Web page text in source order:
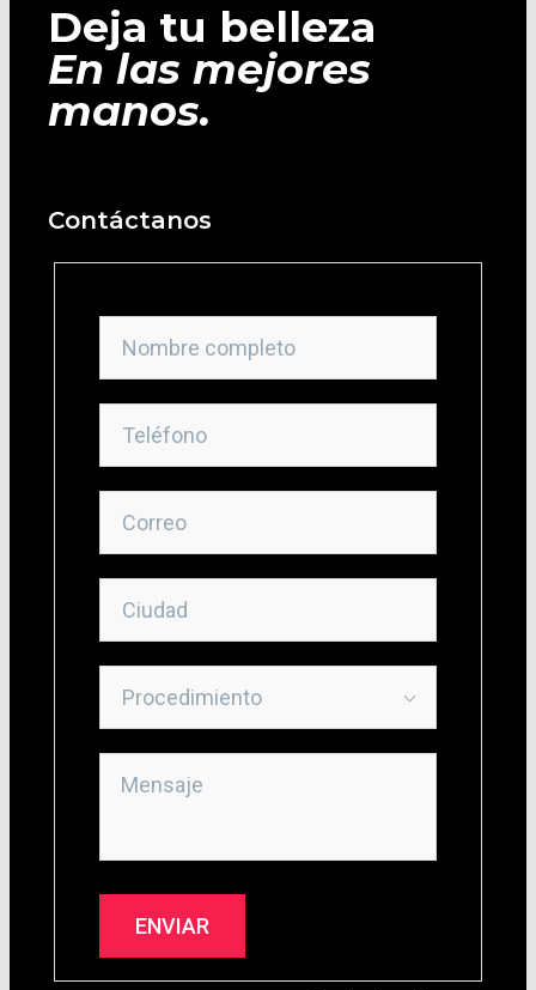
Deja tu belleza
En las mejores
manos.
Contáctanos